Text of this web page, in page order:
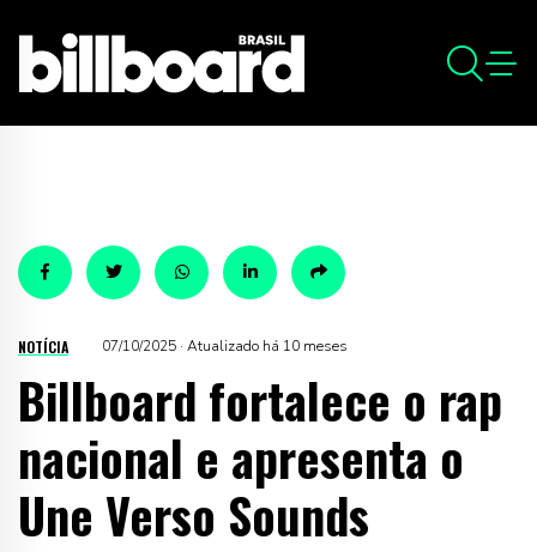
NOTÍCIA 07/10/2025 · Atualizado há 10 meses
Billboard fortalece o rap
nacional e apresenta o
Une Verso Sounds